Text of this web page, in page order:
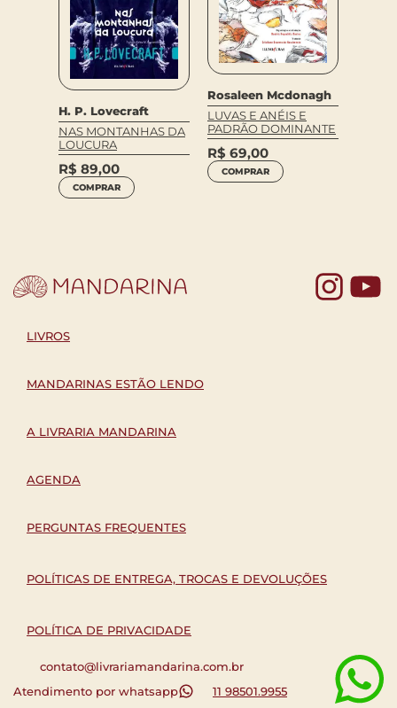
H. P. Lovecraft
NAS MONTANHAS DA
LOUCURA
R$ 89,00
COMPRAR
Rosaleen Mcdonagh
LUVAS E ANÉIS E
PADRÃO DOMINANTE
R$ 69,00
COMPRAR
LIVROS
MANDARINAS ESTÃO LENDO
A LIVRARIA MANDARINA
AGENDA
PERGUNTAS FREQUENTES
POLÍTICAS DE ENTREGA, TROCAS E DEVOLUÇÕES
POLÍTICA DE PRIVACIDADE
contato@livrariamandarina.com.br
Atendimento por whatsapp
11 98501.9955